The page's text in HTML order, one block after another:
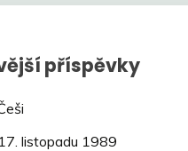
příspěvky
listopadu 1989